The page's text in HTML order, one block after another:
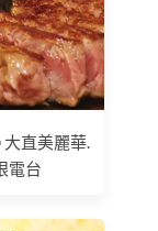
直美麗華.
電台